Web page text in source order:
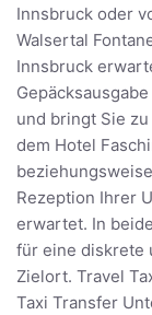
Innsbruck oder
Walsertal
Innsbruck
und bringt Sie
dem Hotel
Rezeption Ihrer
erwartet. In
für eine diskrete
Zielort. Travel
Taxi Transfer